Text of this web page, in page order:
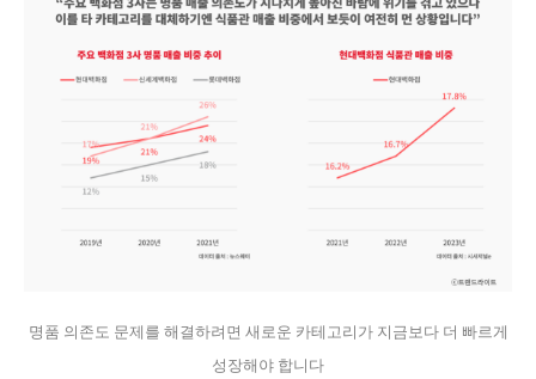
명품 의존도 문제를 해결하려면 새로운 카테고리가 지금보다 더 빠르게
성장해야 합니다